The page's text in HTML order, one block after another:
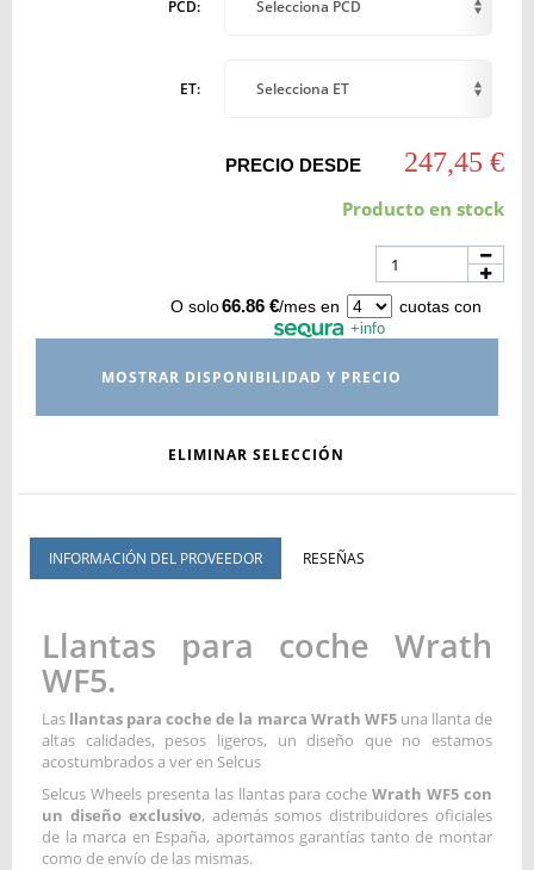
PCD: Selecciona PCD
ET: Selecciona ET
PRECIO DESDE 247,45 €
Producto en stock
O solo66.86 €/mes en cuotas con
+info
MOSTRAR DISPONIBILIDAD Y PRECIO
ELIMINAR SELECCIÓN
INFORMACIÓN DEL PROVEEDOR RESEÑAS
Llantas para coche Wrath
WF5.
Las llantas para coche de la marca Wrath WF5una llanta de
altas calidades, pesos ligeros, un diseño que no estamos
acostumbrados a ver en Selcus
Selcus Wheels presenta las llantas para cocheWrath WF5 con
un diseño exclusivo, además somos distribuidores oficiales
de la marca en España, aportamos garantías tanto de montar
como de envío de las mismas.